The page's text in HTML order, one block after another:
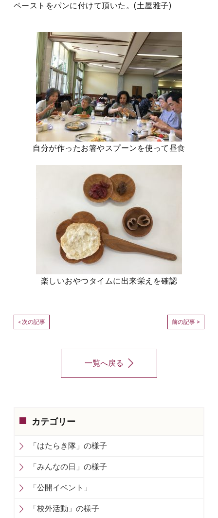
ペーストをパンに付けて頂いた。(土屋雅子)
自分が作ったお箸やスプーンを使って昼食
楽しいおやつタイムに出来栄えを確認
< 次の記事 前の記事 >
一覧へ戻る
カテゴリー
「はたらき隊」の様子
「みんなの日」の様子
「公開イベント」
「校外活動」の様子